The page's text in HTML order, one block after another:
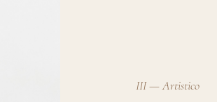
III — Artistico